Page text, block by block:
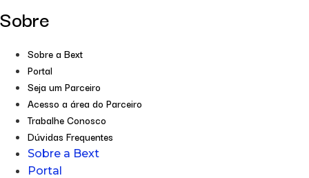
Sobre
Sobre a Bext
Portal
Seja um Parceiro
Acesso a área do Parceiro
Trabalhe Conosco
Dúvidas Frequentes
Sobre a Bext
Portal